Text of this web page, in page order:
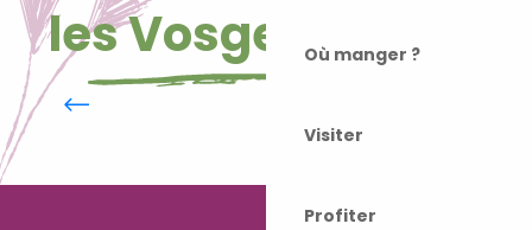
Où manger ?
Visiter
Profiter
les Vosges du Sud
L’Echappée des 1000 Etangs et
ses pauses paysages